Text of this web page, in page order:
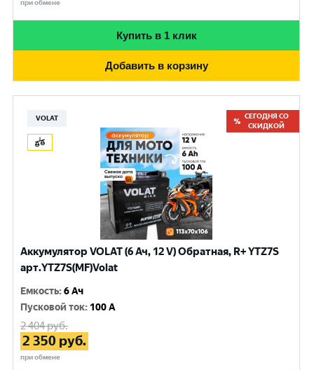
при обмене
Купить в 1 клик
Добавить в корзину
VOLAT
СЕГОДНЯ СО
СКИДКОЙ
Аккумулятор VOLAT (6 Ач, 12 V) Обратная, R+ YTZ7S
арт.YTZ7S(MF)Volat
Емкость:6 Ач
Пусковой ток: 100 A
2 404руб.
2 350 руб.
при обмене